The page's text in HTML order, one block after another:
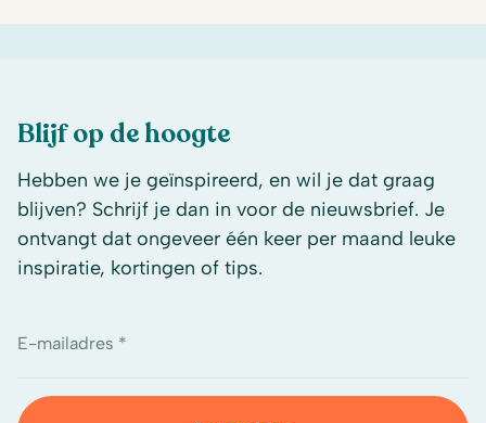
Blijf op de hoogte
Hebben we je geïnspireerd, en wil je dat graag
blijven? Schrijf je dan in voor de nieuwsbrief. Je
ontvangt dat ongeveer één keer per maand leuke
inspiratie, kortingen of tips.
E-mailadres *